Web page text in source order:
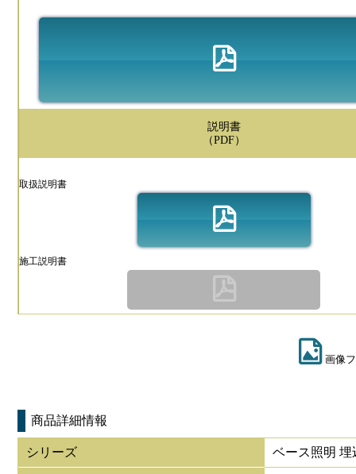
説明書
（PDF）
取扱説明書
施工説明書
画像
商品詳細情報
シリーズ ベース照明 埋